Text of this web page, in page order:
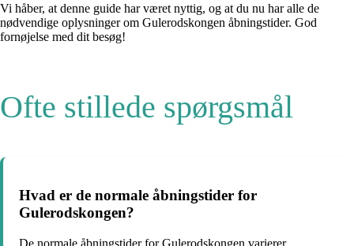
Vi håber, at denne guide har været nyttig, og at du nu har alle de
nødvendige oplysninger om Gulerodskongen åbningstider. God
fornøjelse med dit besøg!
Ofte stillede spørgsmål
Hvad er de normale åbningstider for
Gulerodskongen?